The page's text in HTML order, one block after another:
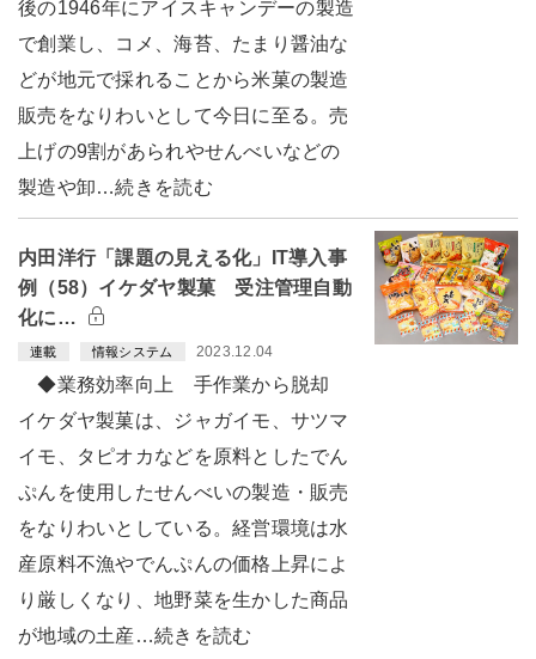
後の1946年にアイスキャンデーの製造
で創業し、コメ、海苔、たまり醤油な
どが地元で採れることから米菓の製造
販売をなりわいとして今日に至る。売
上げの9割があられやせんべいなどの
製造や卸…続きを読む
内田洋行「課題の見える化」IT導入事
例（58）イケダヤ製菓 受注管理自動
化に…
連載 情報システム 2023.12.04
◆業務効率向上 手作業から脱却
イケダヤ製菓は、ジャガイモ、サツマ
イモ、タピオカなどを原料としたでん
ぷんを使用したせんべいの製造・販売
をなりわいとしている。経営環境は水
産原料不漁やでんぷんの価格上昇によ
り厳しくなり、地野菜を生かした商品
が地域の土産…続きを読む